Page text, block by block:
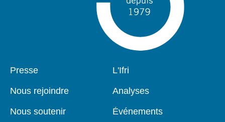
Pied
Presse
Nous rejoindre
Nous soutenir
Navigation
L'Ifri
Analyses
Événements